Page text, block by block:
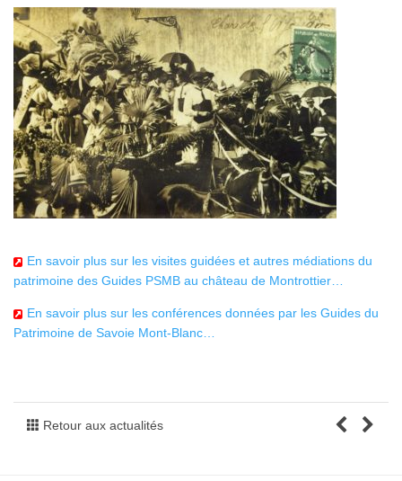
En savoir plus sur les visites guidées et autres médiations du
patrimoine des Guides PSMB au château de Montrottier…
En savoir plus sur les conférences données par les Guides du
Patrimoine de Savoie Mont-Blanc…
Retour aux actualités